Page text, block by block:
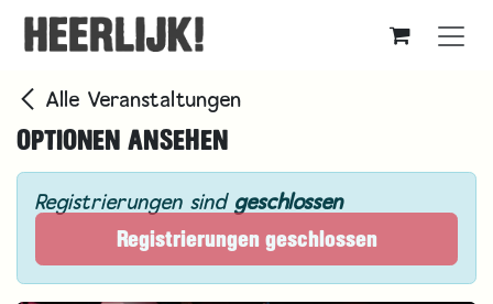
Zum Inhalt springen
Alle Veranstaltungen
OPTIONEN ANSEHEN
Registrierungen sind geschlossen
Registrierungen geschlossen